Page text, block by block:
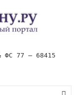
ФС 77 – 68415